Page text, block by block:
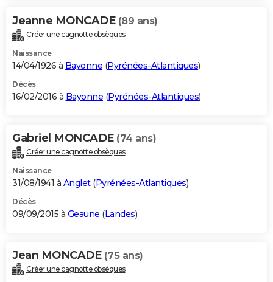
Jeanne MONCADE (89 ans)
Créer une cagnotte obsèques
Naissance
14/04/1926 à Bayonne (Pyrénées-Atlantiques)
Décès
16/02/2016 à Bayonne (Pyrénées-Atlantiques)
Gabriel MONCADE (74 ans)
Créer une cagnotte obsèques
Naissance
31/08/1941 à Anglet(Pyrénées-Atlantiques)
Décès
09/09/2015 à Geaune (Landes)
Jean MONCADE (75 ans)
Créer une cagnotte obsèques